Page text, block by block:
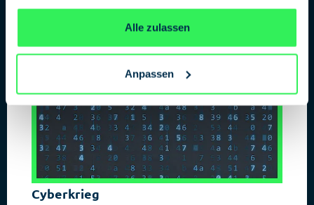
gesammelt haben.Datenschutzerklärung
Alle zulassen
Anpassen
Cyberkrieg